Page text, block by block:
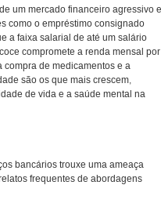
um mercado financeiro agressivo
como o empréstimo consignado
a faixa salarial de até um salário
compromete a renda mensal por
de medicamentos e a
são os que mais crescem,
de vida e a saúde mental na
bancários trouxe uma ameaça
frequentes de abordagens